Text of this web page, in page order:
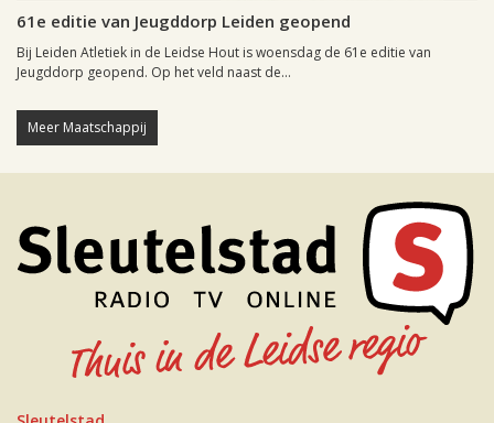
61e editie van Jeugddorp Leiden geopend
Bij Leiden Atletiek in de Leidse Hout is woensdag de 61e editie van
Jeugddorp geopend. Op het veld naast de...
Meer Maatschappij